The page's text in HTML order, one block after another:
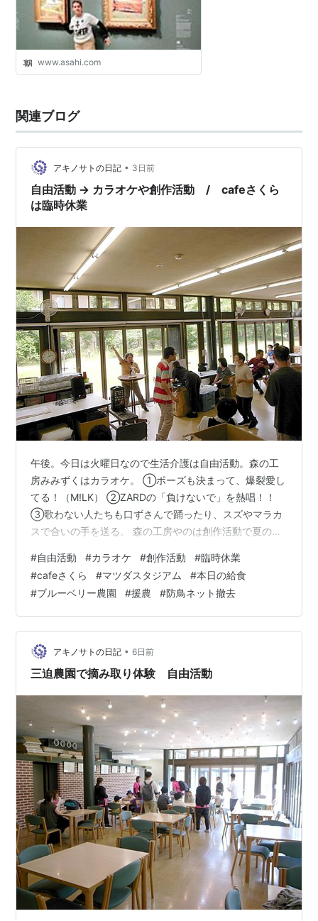
www.asahi.com
関連ブログ
アキノサトの日記 • 3日前
自由活動 → カラオケや創作活動 / cafeさくら
は臨時休業
午後。今日は火曜日なので生活介護は自由活動。森の工
房みみずくはカラオケ。 ①ポーズも決まって、爆裂愛し
てる！（M!LK） ②ZARDの「負けないで」を熱唱！！
③歌わない人たちも口ずさんで踊ったり、スズやマラカ
スで合いの手を送る。 森の工房やのは創作活動で夏の作
りを作っていく。 本日cafeさくらは臨時休業。 今年もマ
ツダスタジアム内で開催される『わがまち魅力発信隊』
でブルーベリージュースを提供するための休業で、午前
中に搬入物の準備を行い午後一番でマツダスタジアムに
向かった。販売の様子はまた後日。 本日の給食。冷やし
麻婆麺、シューマイ。 遊…
#自由活動 #カラオケ #創作活動 #臨時休業
#cafeさくら #マツダスタジアム #本日の給食
#ブルーベリー農園 #援農 #防鳥ネット撤去
アキノサトの日記 • 6日前
三迫農園で摘み取り体験 自由活動